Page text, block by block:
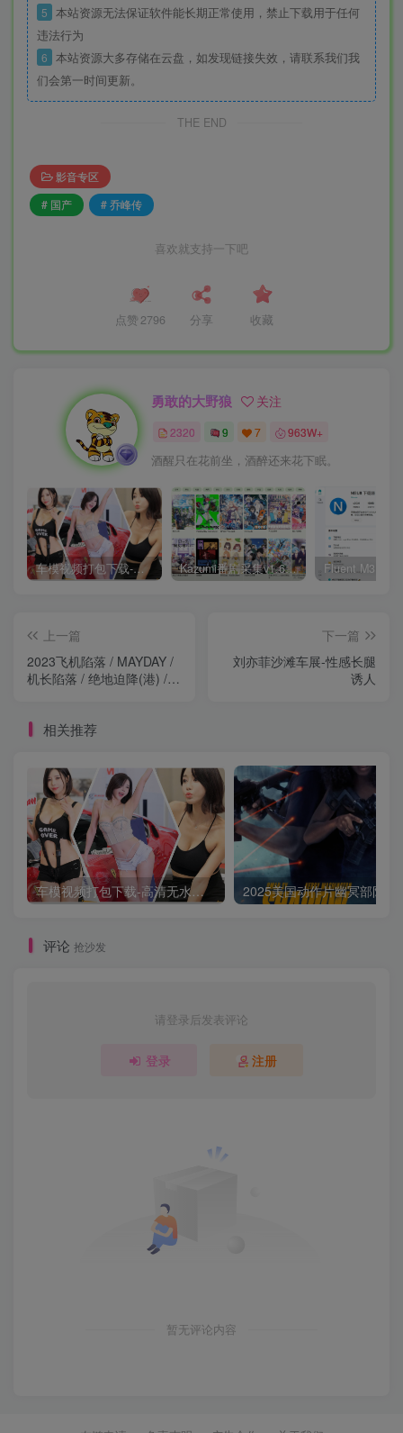
5 本站资源无法保证软件能长期正常使用，禁止下载用于任何
违法行为
6 本站资源大多存储在云盘，如发现链接失效，请联系我们我
们会第一时间更新。
THE END
影音专区
# 国产
# 乔峰传
喜欢就支持一下吧
点赞 2796 分享 收藏
勇敢的大野狼 关注
2320 9 7 963W+
酒醒只在花前坐，酒醉还来花下眠。
车模视频打包下载-高清无水印版 Kazumi番剧采集v1.6.9：支持自定义规则+在线观看+弹幕，跨平台下载
上一篇
2023飞机陷落 / MAYDAY /
机长陷落 / 绝地迫降(港) /
下一篇
刘亦菲沙滩车展-性感长腿
诱人
相关推荐
车模视频打包下载-高清无水印版
评论 抢沙发
请登录后发表评论
登录 注册
暂无评论内容